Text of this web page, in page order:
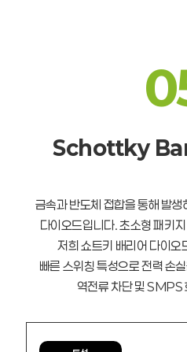
Schottky
금속과 반도체 접합을 통해 발
다이오드입니다. 초소형 패키
저희 쇼트키 배리어 다이오
빠른 스위칭 특성으로 전력 손
역전류 차단 및 SMPS